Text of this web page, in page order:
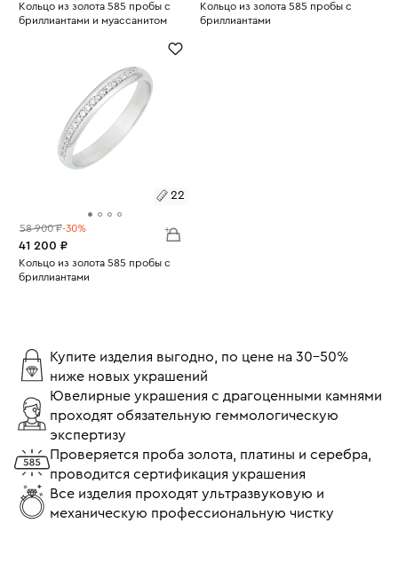
Размеры:
Кольцо из золота 585 пробы с
бриллиантами и муассанитом
Размеры:
Кольцо из золота 585 пробы с
бриллиантами
22
58 900 ₽-30%
41 200 ₽
Размеры:
Кольцо из золота 585 пробы с
бриллиантами
Купите изделия выгодно, по цене на 30-50%
ниже новых украшений
Ювелирные украшения с драгоценными камнями
проходят обязательную геммологическую
экспертизу
Проверяется проба золота, платины и серебра,
проводится сертификация украшения
Все изделия проходят ультразвуковую и
механическую профессиональную чистку